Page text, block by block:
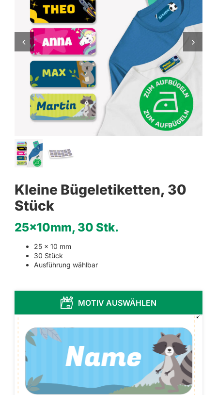
Kleine Bügeletiketten, 30
Stück
25x10mm, 30 Stk.
25 x 10 mm
30 Stück
Ausführung wählbar
MOTIV AUSWÄHLEN